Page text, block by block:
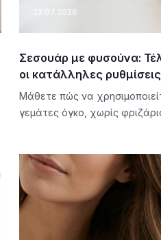
22.07.2026
Σεσουάρ με φυσούνα:
οι κατάλληλες ρυθμίσεις
Μάθετε πώς να
γεμάτες όγκο, χωρίς